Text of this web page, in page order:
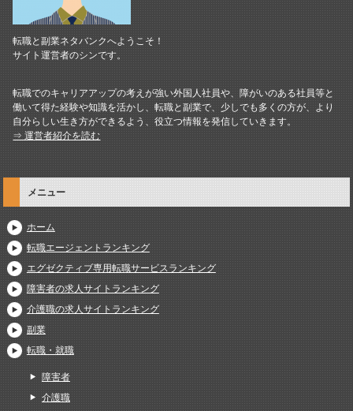
転職と副業ネタバンクへようこそ！
サイト運営者のシンです。
転職でのキャリアアップの考えが強い外国人社員や、障がいのある社員等と
働いて得た経験や知識を活かし、転職と副業で、少しでも多くの方が、より
自分らしい生き方ができるよう、役立つ情報を発信していきます。
⇒ 運営者紹介を読む
メニュー
ホーム
転職エージェントランキング
エグゼクティブ専用転職サービスランキング
障害者の求人サイトランキング
介護職の求人サイトランキング
副業
転職・就職
障害者
介護職